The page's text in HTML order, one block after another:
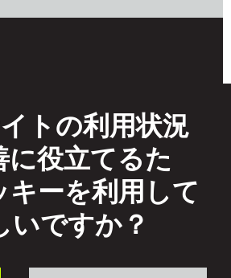
トの利用状況
役立てるた
ーを利用して
いですか？